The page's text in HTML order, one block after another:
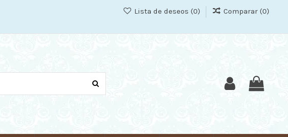
Lista de deseos (0) Comparar (0)